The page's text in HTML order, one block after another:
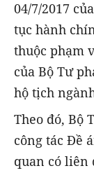
04/7/2017
tục hành
thuộc phạm
của Bộ Tư
hộ tịch
Theo đó, Bộ
công tác Đề
quan có liên